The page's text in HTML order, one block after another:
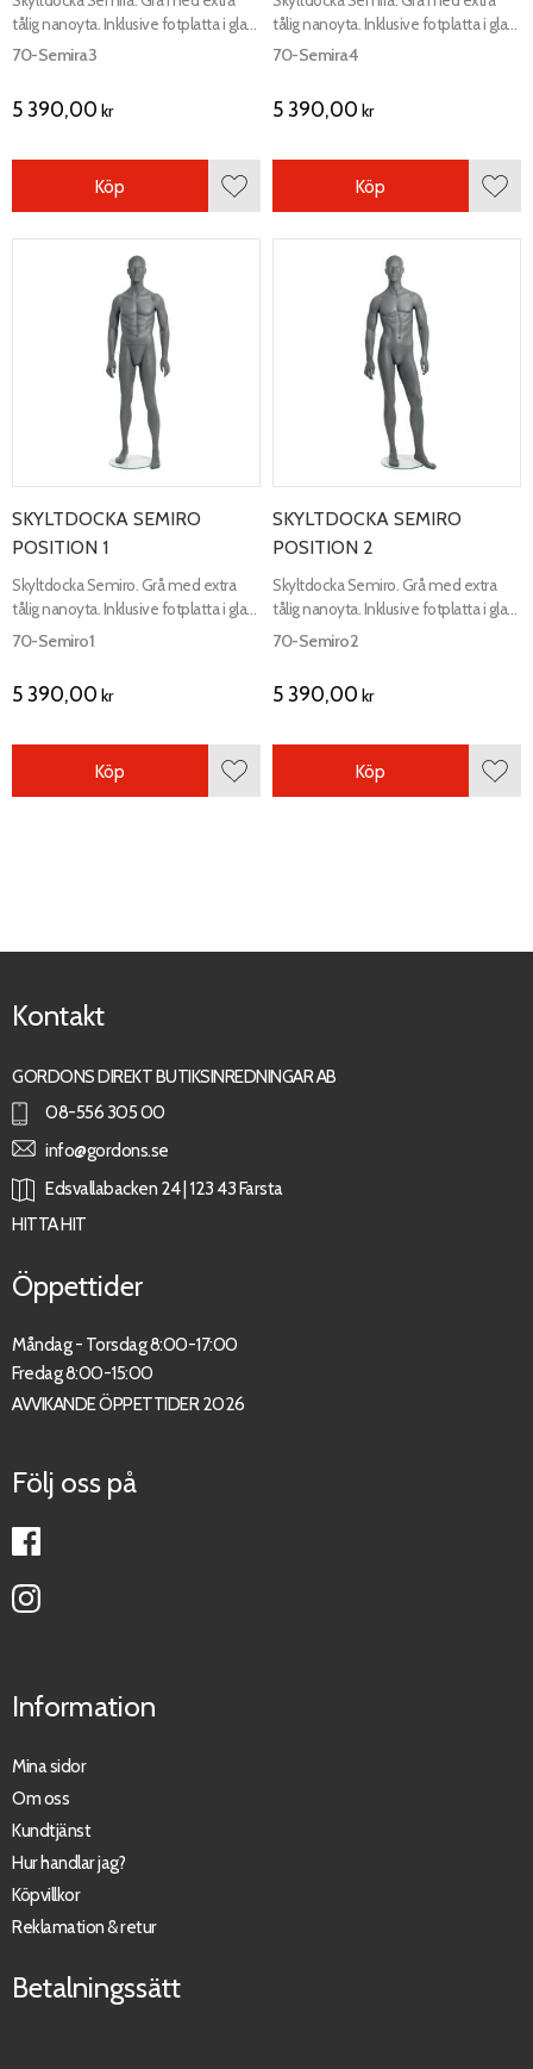
tålig nanoyta. Inklusive fotplatta i glas
och fot samt vadfäste.
70-Semira3
5 390,00 kr
Lägg till i favoriter
Köp
tålig nanoyta. Inklusive fotplatta i glas
och fot samt vadfäste.
70-Semira4
5 390,00 kr
Köp
SKYLTDOCKA SEMIRO
POSITION 1
Skyltdocka Semiro. Grå med extra
tålig nanoyta. Inklusive fotplatta i glas
och fot samt vadfäste.
70-Semiro1
5 390,00 kr
Lägg till i favoriter
Köp
SKYLTDOCKA SEMIRO
POSITION 2
Skyltdocka Semiro. Grå med extra
tålig nanoyta. Inklusive fotplatta i glas
och fot samt vadfäste.
70-Semiro2
5 390,00 kr
Köp
Kontakt
GORDONS DIREKT BUTIKSINREDNINGAR AB
08-556 305 00
info@gordons.se
Edsvallabacken 24 | 123 43 Farsta
HITTA HIT
Öppettider
Måndag - Torsdag 8:00-17:00
Fredag 8:00-15:00
AVVIKANDE ÖPPETTIDER 2026
Följ oss på
Information
Mina sidor
Om oss
Kundtjänst
Hur handlar jag?
Köpvillkor
Reklamation & retur
Betalningssätt